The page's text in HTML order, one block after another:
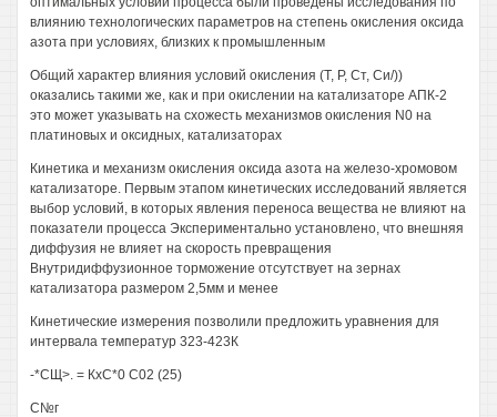
влиянию технологических параметров на степень окисления оксида
азота при условиях, близких к промышленным
Общий характер влияния условий окисления (Т, Р, Ст, Си/))
оказались такими же, как и при окислении на катализаторе АПК-2
это может указывать на схожесть механизмов окисления N0 на
платиновых и оксидных, катализаторах
Кинетика и механизм окисления оксида азота на железо-хромовом
катализаторе. Первым этапом кинетических исследований является
выбор условий, в которых явления переноса вещества не влияют на
показатели процесса Экспериментально установлено, что внешняя
диффузия не влияет на скорость превращения
Внутридиффузионное торможение отсутствует на зернах
катализатора размером 2,5мм и менее
Кинетические измерения позволили предложить уравнения для
интервала температур 323-423К
-*СЩ>. = КхС*0 С02 (25)
С№г